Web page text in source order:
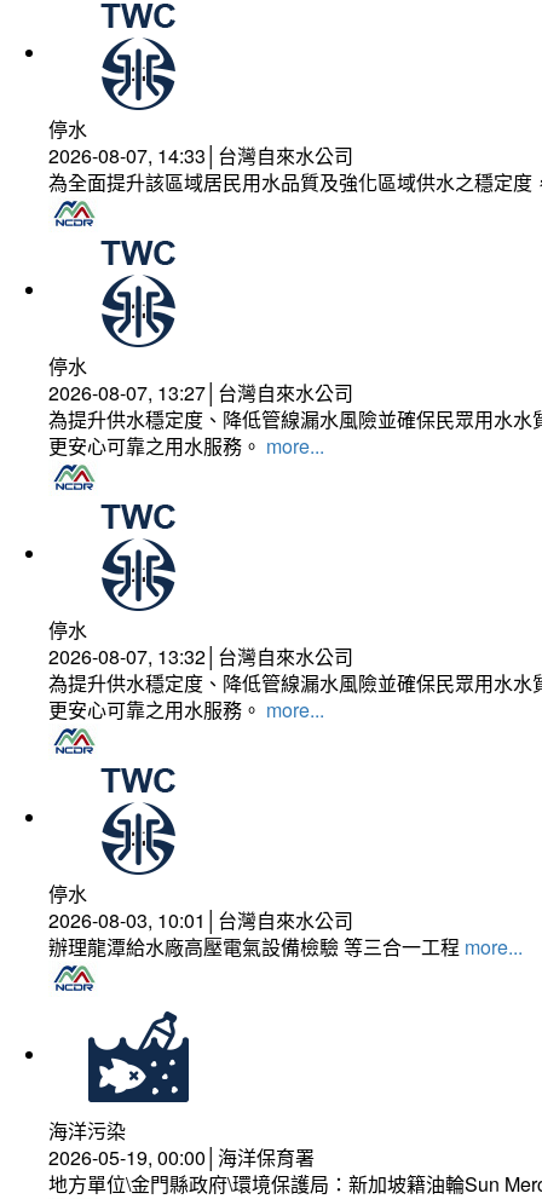
停水
2026-08-07, 14:33│台灣自來水公司
為全面提升該區域居民用水品質及強化區域供水之穩定
停水
2026-08-07, 13:27│台灣自來水公司
為提升供水穩定度、降低管線漏水風險並確保民眾用水
更安心可靠之用水服務。 more...
停水
2026-08-07, 13:32│台灣自來水公司
為提升供水穩定度、降低管線漏水風險並確保民眾用水
更安心可靠之用水服務。 more...
停水
2026-08-03, 10:01│台灣自來水公司
辦理龍潭給水廠高壓電氣設備檢驗 等三合一工程 more...
海洋污染
2026-05-19, 00:00│海洋保育署
地方單位\金門縣政府\環境保護局：新加坡籍油輪Sun